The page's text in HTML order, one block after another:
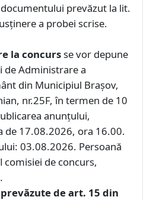
prevăzut la lit.
a probei scrise.
la concursse vor depune
de Administrare a
din Municipiul Brașov,
nr.25F, în termen de 10
anunțului,
de 17.08.2026, ora 16.00.
03.08.2026. Persoană
de concurs,
de art. 15 din